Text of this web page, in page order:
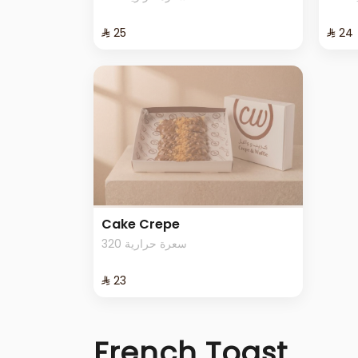
⁨⁦‪‬ 25⁩ ⁨⁦‪‬ 24⁩
Cake Crepe
320 سعرة حرارية
⁨⁦‪‬ 23⁩